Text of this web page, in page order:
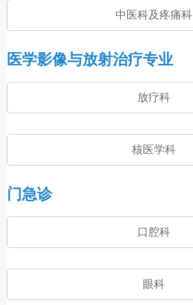
中医科及疼痛科
医学影像与放射治疗专业
放疗科
核医学科
门急诊
口腔科
眼科